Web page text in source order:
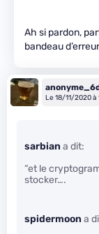
Ah si pardon,
bandeau
Le 18/11/2020 à
sarbian a dit:
“et le
stocker….
spidermoon a